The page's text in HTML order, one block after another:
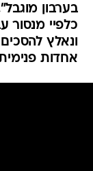
בערבון
כלפיי
ונאלץ
אחדות